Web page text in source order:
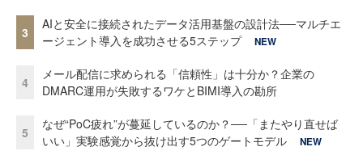
3
AIと安全に接続されたデータ活用基盤の設計法──マルチエ
ージェント導入を成功させる5ステップ
NEW
4
メール配信に求められる「信頼性」は十分か？企業の
DMARC運用が失敗するワケとBIMI導入の勘所
5
なぜ“PoC疲れ”が蔓延しているのか？──「またやり直せば
いい」実験感覚から抜け出す5つのゲートモデル
NEW